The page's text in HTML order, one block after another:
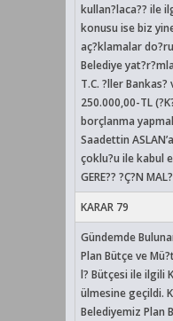
kullan?laca?? ile
konusu ise biz
aç?klamalar
Belediye
T.C. ?ller
250.000,00-TL
borçlanma
Saadettin
çoklu?u ile kabul
GERE?? ?Ç?N
KARAR 79
Gündemde
Plan Bütçe ve
l? Bütçesi ile ilgili
ülmesine geçildi.
Belediyemiz Plan